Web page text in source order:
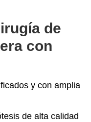
de
con
y con amplia
de alta calidad